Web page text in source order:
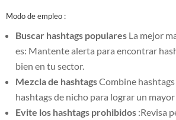
Modo de empleo :
Buscar hashtags populares La mejor
es: Mantente alerta para encontrar
bien en tu sector.
Mezcla de hashtagsCombine
hashtags de nicho para lograr un mayor
Evite los hashtags prohibidos :Revisa